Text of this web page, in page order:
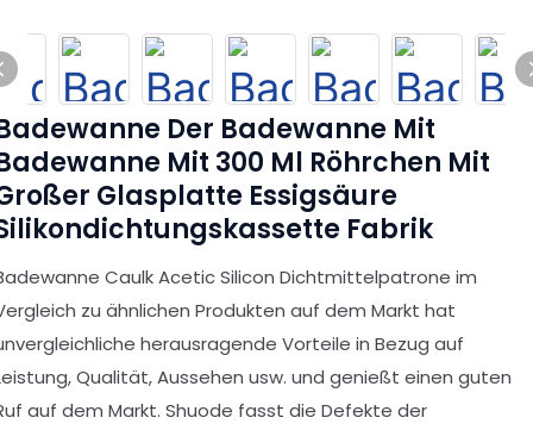
Der Badewanne Mit
Mit 300 Ml Röhrchen Mit
Glasplatte Essigsäure
Fabrik
Caulk Acetic Silicon Dichtmittelpatrone im
zu ähnlichen Produkten auf dem Markt hat
herausragende Vorteile in Bezug auf
Qualität, Aussehen usw. und genießt einen guten
auf dem Markt. Shuode fasst die Defekte der